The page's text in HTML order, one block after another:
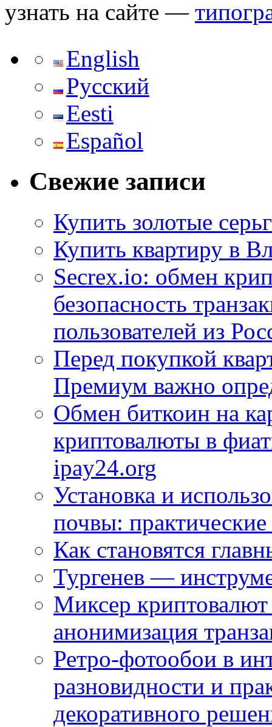
узнать на сайте —
English
Русский
Eesti
Español
Свежие записи
Купить золотые
Купить квартиру в
Secrex.io: обмен
безопасность
пользователей из
Перед покупкой
Премиум важно
Обмен биткоин на
криптовалюты в
ipay24.org
Установка и
почвы:
Как становятся
Тургенев —
Миксер
анонимизация
Ретро-фотообои в
разновидности и
декоративного